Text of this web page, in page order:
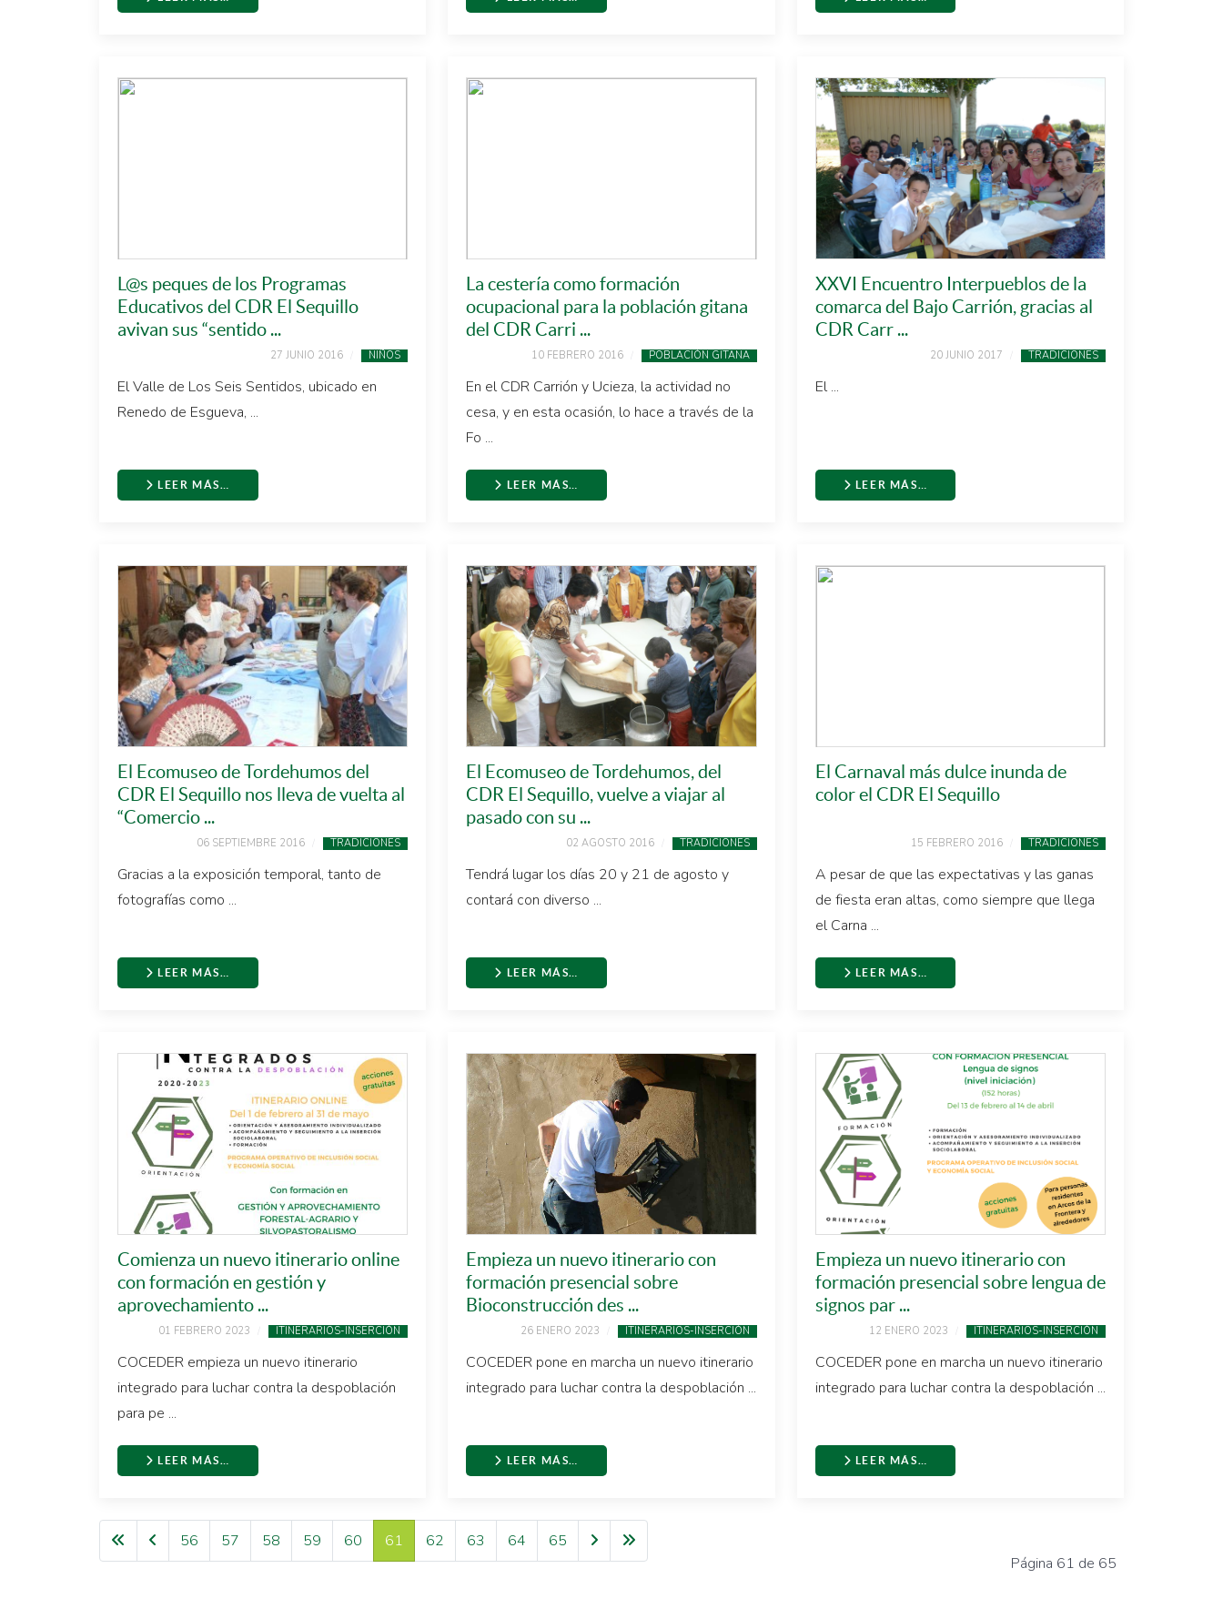
L@s peques de los Programas
Educativos del CDR El Sequillo
avivan sus “sentido ...
27 JUNIO 2016 NIÑOS
El Valle de Los Seis Sentidos, ubicado en
Renedo de Esgueva, ...
LEER MÁS…
La cestería como formación
ocupacional para la población gitana
del CDR Carri ...
10 FEBRERO 2016 POBLACIÓN GITANA
En el CDR Carrión y Ucieza, la actividad no
cesa, y en esta ocasión, lo hace a través de la
Fo ...
LEER MÁS…
XXVI Encuentro Interpueblos de la
comarca del Bajo Carrión, gracias al
CDR Carr ...
20 JUNIO 2017 TRADICIONES
El ...
LEER MÁS…
El Ecomuseo de Tordehumos del
CDR El Sequillo nos lleva de vuelta al
“Comercio ...
06 SEPTIEMBRE 2016 TRADICIONES
Gracias a la exposición temporal, tanto de
fotografías como ...
LEER MÁS…
El Ecomuseo de Tordehumos, del
CDR El Sequillo, vuelve a viajar al
pasado con su ...
02 AGOSTO 2016 TRADICIONES
Tendrá lugar los días 20 y 21 de agosto y
contará con diverso ...
LEER MÁS…
El Carnaval más dulce inunda de
color el CDR El Sequillo
15 FEBRERO 2016 TRADICIONES
A pesar de que las expectativas y las ganas
de fiesta eran altas, como siempre que llega
el Carna ...
LEER MÁS…
Comienza un nuevo itinerario online
con formación en gestión y
aprovechamiento ...
01 FEBRERO 2023 ITINERARIOS-INSERCIÓN
COCEDER empieza un nuevo itinerario
integrado para luchar contra la despoblación
para pe ...
LEER MÁS…
Empieza un nuevo itinerario con
formación presencial sobre
Bioconstrucción des ...
26 ENERO 2023 ITINERARIOS-INSERCIÓN
COCEDER pone en marcha un nuevo itinerario
integrado para luchar contra la despoblación ...
LEER MÁS…
Empieza un nuevo itinerario con
formación presencial sobre lengua de
signos par ...
12 ENERO 2023 ITINERARIOS-INSERCIÓN
COCEDER pone en marcha un nuevo itinerario
integrado para luchar contra la despoblación ...
LEER MÁS…
Página 61 de 65
56 57 58 59 60 61 62 63 64 65